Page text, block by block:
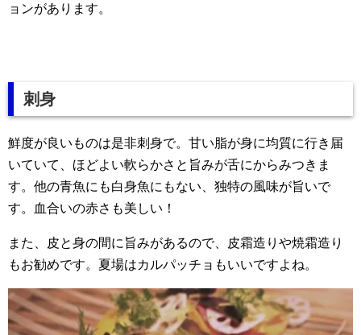
ョンがあります。
刺身
鮮度が良いものは是非刺身で。甘い脂が身に均質に行き届
いていて、ほどよい軟らかさと旨みが舌にからみつきま
す。他の青魚にも白身魚にもない、独特の風味が旨いで
す。血合いの赤さも美しい！
また、皮と身の間に旨みがあるので、皮霜造りや焼霜造り
もお勧めです。夏場はカルパッチョもいいですよね。